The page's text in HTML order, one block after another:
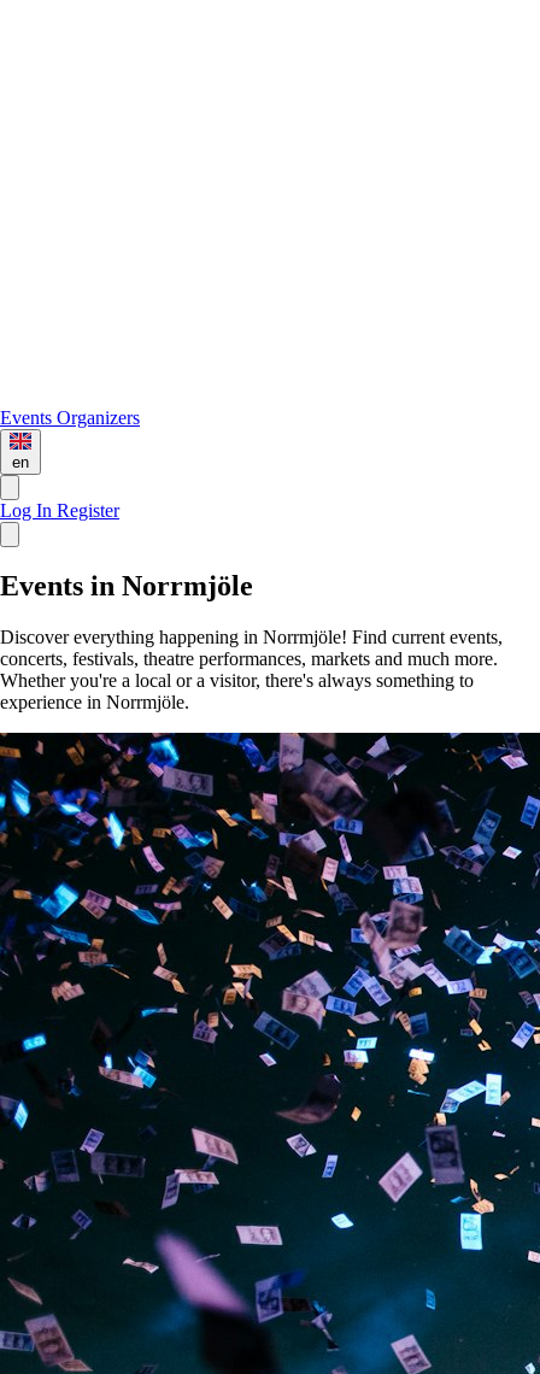
Events Organizers
en
Log In Register
Events in Norrmjöle
Discover everything happening in Norrmjöle! Find current events,
concerts, festivals, theatre performances, markets and much more.
Whether you're a local or a visitor, there's always something to
experience in Norrmjöle.